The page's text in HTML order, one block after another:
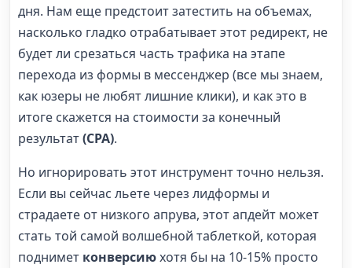
дня. Нам еще предстоит затестить на объемах,
насколько гладко отрабатывает этот редирект, не
будет ли срезаться часть трафика на этапе
перехода из формы в мессенджер (все мы знаем,
как юзеры не любят лишние клики), и как это в
итоге скажется на стоимости за конечный
результат(CPA).
Но игнорировать этот инструмент точно нельзя.
Если вы сейчас льете через лидформы и
страдаете от низкого апрува, этот апдейт может
стать той самой волшебной таблеткой, которая
поднимет конверсиюхотя бы на 10-15% просто